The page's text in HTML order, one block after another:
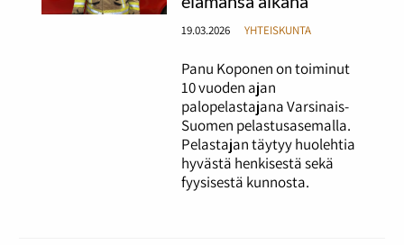
19.03.2026 YHTEISKUNTA
Panu Koponen on toiminut
10 vuoden ajan
palopelastajana Varsinais-
Suomen pelastusasemalla.
Pelastajan täytyy huolehtia
hyvästä henkisestä sekä
fyysisestä kunnosta.